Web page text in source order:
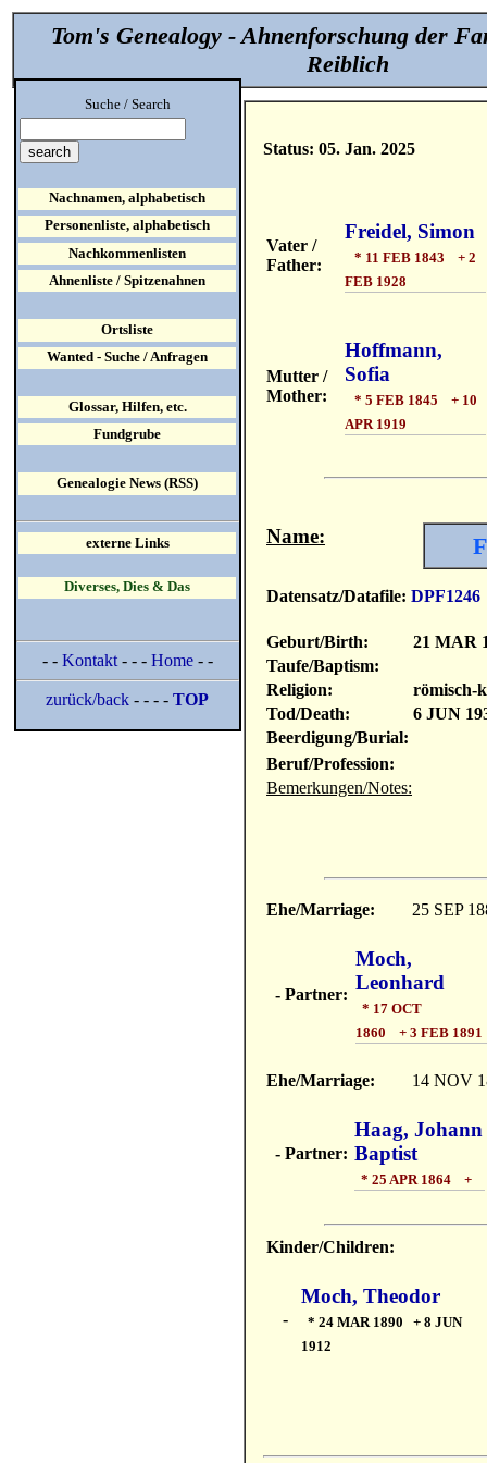
Tom's Genealogy - Ahnenforschung der
Reiblich
Status: 05. Jan. 2025
Vater /
Father:
Freidel, Simon
* 11 FEB 1843 + 2
FEB 1928
Mutter /
Mother:
Hoffmann,
Sofia
* 5 FEB 1845 + 10
APR 1919
Name:
Datensatz/Datafile: DPF1246
Geburt/Birth:
21 MAR
Taufe/Baptism:
Religion:
römisch-
Tod/Death:
6 JUN
Beerdigung/Burial:
Beruf/Profession:
Bemerkungen/Notes:
Ehe/Marriage: 25 SEP
- Partner:
Moch,
Leonhard
* 17 OCT
1860 + 3 FEB 1891
Ehe/Marriage: 14 NOV
- Partner:
Haag, Johann
Baptist
* 25 APR 1864 +
Kinder/Children:
-
Moch, Theodor
* 24 MAR 1890 + 8 JUN
1912
Suche / Search
Nachnamen, alphabetisch
Personenliste, alphabetisch
Nachkommenlisten
Ahnenliste / Spitzenahnen
Ortsliste
Wanted - Suche / Anfragen
Glossar, Hilfen, etc.
Fundgrube
Genealogie News (RSS)
externe Links
Diverses, Dies & Das
- - Kontakt- - - Home- -
zurück/back - - - -TOP